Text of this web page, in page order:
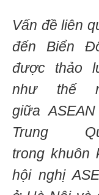
Vấn đề liên
đến Biển
được thảo
như thế
giữa
Trung
trong khuôn
hội nghị